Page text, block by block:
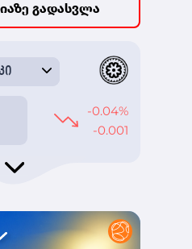
გადასვლა